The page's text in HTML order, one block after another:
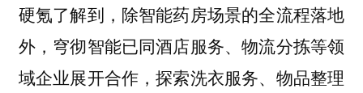
硬氪了解到，除智能药房场景的全流程落地
外，穹彻智能已同酒店服务、物流分拣等领
域企业展开合作，探索洗衣服务、物品整理